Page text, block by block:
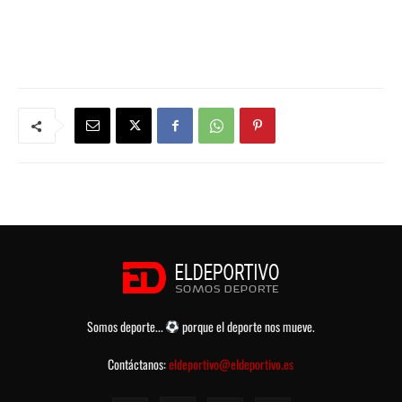
Somos deporte...
porque el deporte nos mueve.
Contáctanos:eldeportivo@eldeportivo.es